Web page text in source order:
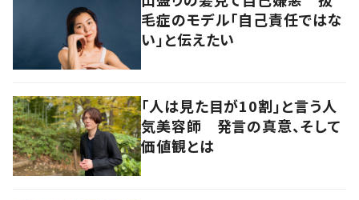
毛症のモデル「自己責任ではな
い」と伝えたい
「人は見た目が10割」と言う人
気美容師 発言の真意、そして
価値観とは